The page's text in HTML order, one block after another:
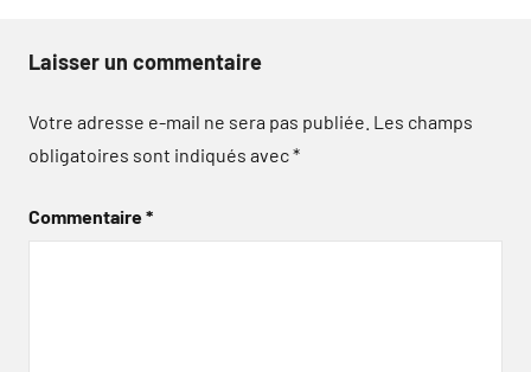
Laisser un commentaire
Votre adresse e-mail ne sera pas publiée. Les champs
obligatoires sont indiqués avec*
Commentaire*